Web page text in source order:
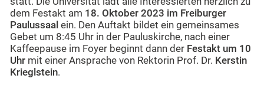
dem Festakt am 18. Oktober 2023 im Freiburger
Paulussaal ein. Den Auftakt bildet ein gemeinsames
Gebet um 8:45 Uhr in der Pauluskirche, nach einer
Kaffeepause im Foyer beginnt dann der Festakt um 10
Uhr mit einer Ansprache von Rektorin Prof. Dr. Kerstin
Krieglstein.